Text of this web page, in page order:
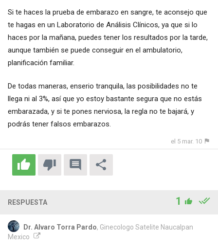
Si te haces la prueba de embarazo en sangre, te aconsejo que
te hagas en un Laboratorio de Análisis Clínicos, ya que si lo
haces por la mañana, puedes tener los resultados por la tarde,
aunque también se puede conseguir en el ambulatorio,
planificación familiar.
De todas maneras, enserio tranquila, las posibilidades no te
llega ni al 3%, así que yo estoy bastante segura que no estás
embarazada, y si te pones nerviosa, la regla no te bajará, y
podrás tener falsos embarazos.
el 5 mar. 10
RESPUESTA 1
Dr. Alvaro Torra Pardo, Ginecologo Satelite Naucalpan
Mexico